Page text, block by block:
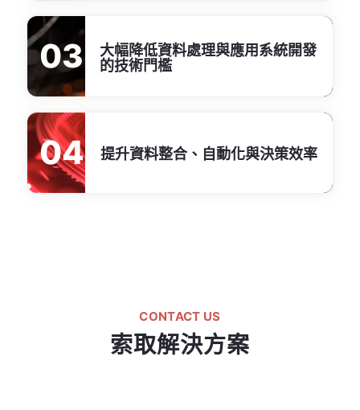
03
大幅降低資料處理與應用系統開發
的技術門檻
04 提升資料整合、自動化與決策效率
CONTACT US
索取解決方案